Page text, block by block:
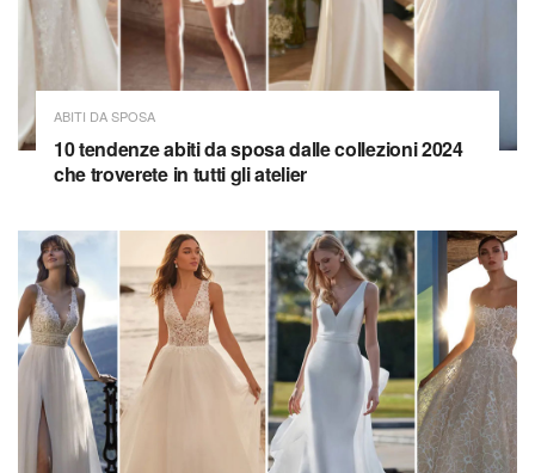
ABITI DA SPOSA
10 tendenze abiti da sposa dalle collezioni 2024
che troverete in tutti gli atelier